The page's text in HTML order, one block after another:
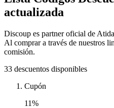
Temu
Ikea
Perfumes
actualizada
Discoup es partner oficial de
Al comprar a través de nuestros
comisión.
33 descuentos disponibles
Cupón
11%